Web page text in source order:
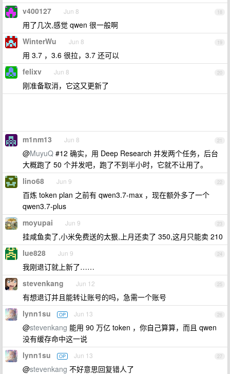
18
v400127 Jun 8
用了几次,感觉 qwen 很一般啊
19
WinterWu Jun 8
用 3.7 ，3.6 很拉，3.7 还可以
20
felixv Jun 8
刚准备取消，它这又更新了
21
m1nm13 Jun 8
@MuyuQ #12 确实，用 Deep Research 并发两个任务，后台
大概跑了 50 个并发吧，跑了不到半小时，它就不让用了。
22
lino68 Jun 9
百炼 token plan 之前有 qwen3.7-max ，现在额外多了一个
qwen3.7-plus
23
moyupai Jun 9
挂咸鱼卖了,小米免费送的太狠,上月还卖了 350,这月只能卖 210
24
lue828 Jun 9
我刚退订就上新了……
25
stevenkang Jun 12
有想退订并且能转让账号的吗，急需一个账号
26
lynn1su OP Jun 13
@stevenkang 能用 90 万亿 token ，你自己算算，而且 qwen
没有缓存命中这一说
27
lynn1su OP Jun 13
@stevenkang 不好意思回复错人了